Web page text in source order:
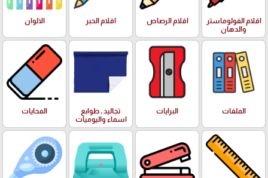
اقلام الفولوماستر
والدهان
اقلام الرصاص اقلام الحبر الالوان
الملفات البرايات
تجاليد , طوابع
اسماء واليوميات
المحايات